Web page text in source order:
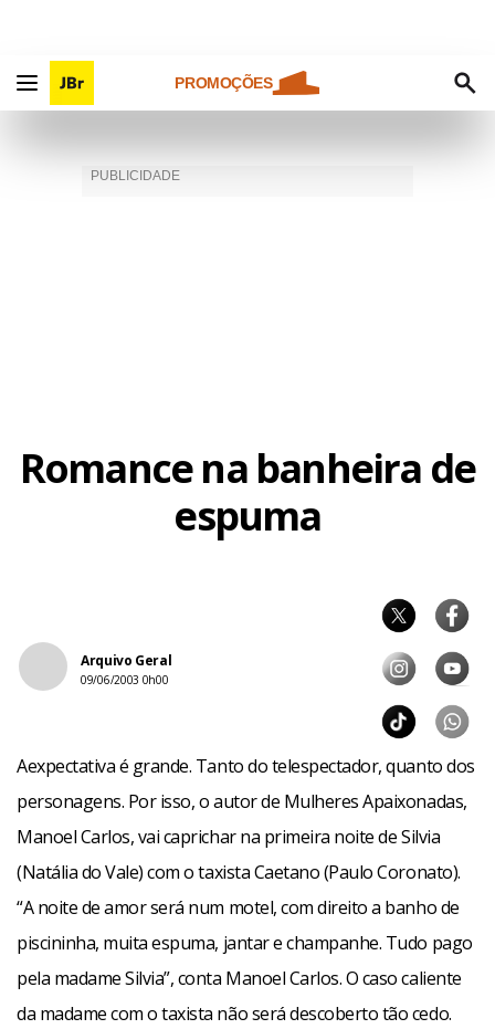
PROMOÇÕES
Romance na banheira de
espuma
Arquivo Geral
09/06/2003 0h00
Aexpectativa é grande. Tanto do telespectador, quanto dos
personagens. Por isso, o autor de Mulheres Apaixonadas,
Manoel Carlos, vai caprichar na primeira noite de Silvia
(Natália do Vale) com o taxista Caetano (Paulo Coronato).
“A noite de amor será num motel, com direito a banho de
piscininha, muita espuma, jantar e champanhe. Tudo pago
pela madame Silvia”, conta Manoel Carlos. O caso caliente
da madame com o taxista não será descoberto tão cedo.